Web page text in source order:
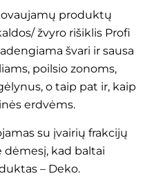
produktų
žvyro rišiklis Profi
švari ir sausa
poilsio zonoms,
o taip pat ir, kaip
erdvėms.
su įvairių frakcijų
dėmesį, kad baltai
– Deko.